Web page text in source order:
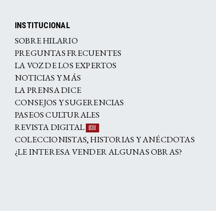
INSTITUCIONAL
SOBRE HILARIO
PREGUNTAS FRECUENTES
LA VOZ DE LOS EXPERTOS
NOTICIAS Y MÁS
LA PRENSA DICE
CONSEJOS Y SUGERENCIAS
PASEOS CULTURALES
REVISTA DIGITAL
COLECCIONISTAS, HISTORIAS Y ANÉCDOTAS
¿LE INTERESA VENDER ALGUNAS OBRAS?